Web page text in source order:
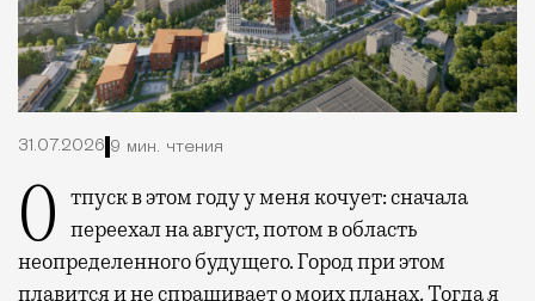
31.07.2026 9 мин. чтения
Отпуск в этом году у меня кочует: сначала переехал на август, потом в область
неопределенного будущего. Город при этом
плавится и не спрашивает о моих планах. Тогда я